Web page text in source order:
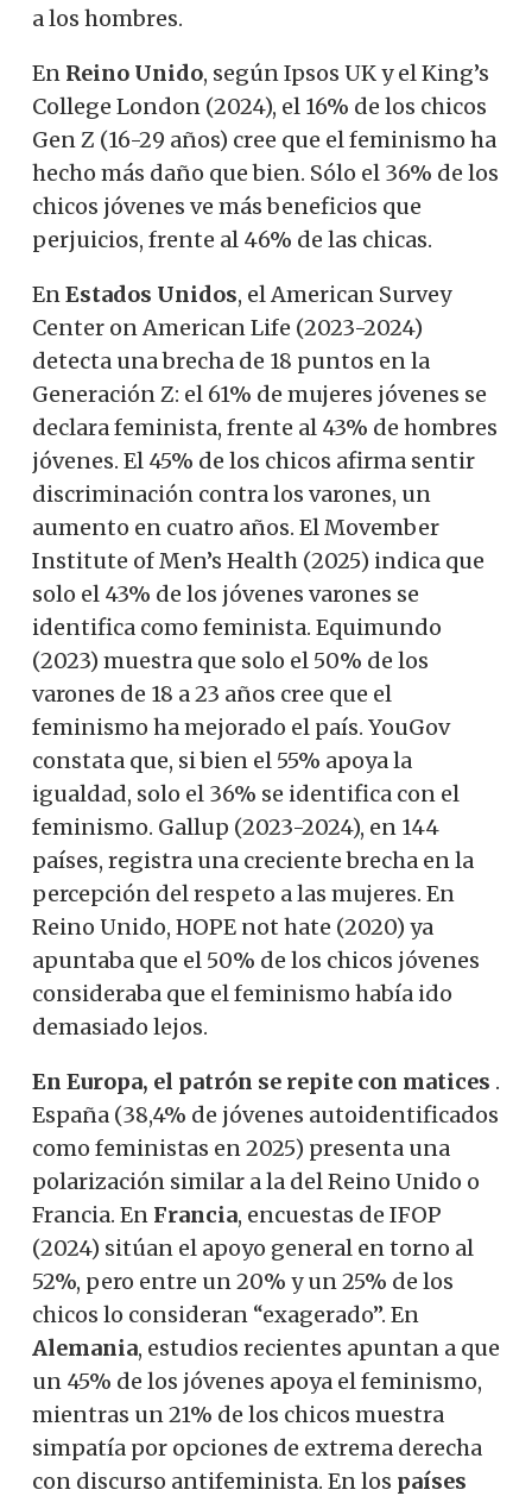
a los hombres.
En Reino Unido, según Ipsos UK y el King’s
College London (2024), el 16% de los chicos
Gen Z (16-29 años) cree que el feminismo ha
hecho más daño que bien. Sólo el 36% de los
chicos jóvenes ve más beneficios que
perjuicios, frente al 46% de las chicas.
EnEstados Unidos, el American Survey
Center on American Life (2023-2024)
detecta una brecha de 18 puntos en la
Generación Z: el 61% de mujeres jóvenes se
declara feminista, frente al 43% de hombres
jóvenes. El 45% de los chicos afirma sentir
discriminación contra los varones, un
aumento en cuatro años. El Movember
Institute of Men’s Health (2025) indica que
solo el 43% de los jóvenes varones se
identifica como feminista. Equimundo
(2023) muestra que solo el 50% de los
varones de 18 a 23 años cree que el
feminismo ha mejorado el país. YouGov
constata que, si bien el 55% apoya la
igualdad, solo el 36% se identifica con el
feminismo. Gallup (2023-2024), en 144
países, registra una creciente brecha en la
percepción del respeto a las mujeres. En
Reino Unido, HOPE not hate (2020) ya
apuntaba que el 50% de los chicos jóvenes
consideraba que el feminismo había ido
demasiado lejos.
En Europa, el patrón se repite con matices .
España (38,4% de jóvenes autoidentificados
como feministas en 2025) presenta una
polarización similar a la del Reino Unido o
Francia. En Francia, encuestas de IFOP
(2024) sitúan el apoyo general en torno al
52%, pero entre un 20% y un 25% de los
chicos lo consideran “exagerado”. En
Alemania, estudios recientes apuntan a que
un 45% de los jóvenes apoya el feminismo,
mientras un 21% de los chicos muestra
simpatía por opciones de extrema derecha
con discurso antifeminista. En los países